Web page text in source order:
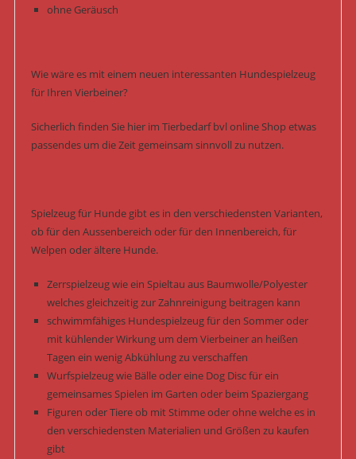
ohne Geräusch
Wie wäre es mit einem neuen interessanten Hundespielzeug
für Ihren Vierbeiner?
Sicherlich finden Sie hier im Tierbedarf bvl online Shop etwas
passendes um die Zeit gemeinsam sinnvoll zu nutzen.
Spielzeug für Hunde gibt es in den verschiedensten Varianten,
ob für den Aussenbereich oder für den Innenbereich, für
Welpen oder ältere Hunde.
Zerrspielzeug wie ein Spieltau aus Baumwolle/Polyester
welches gleichzeitig zur Zahnreinigung beitragen kann
schwimmfähiges Hundespielzeug für den Sommer oder
mit kühlender Wirkung um dem Vierbeiner an heißen
Tagen ein wenig Abkühlung zu verschaffen
Wurfspielzeug wie Bälle oder eine Dog Disc für ein
gemeinsames Spielen im Garten oder beim Spaziergang
Figuren oder Tiere ob mit Stimme oder ohne welche es in
den verschiedensten Materialien und Größen zu kaufen
gibt